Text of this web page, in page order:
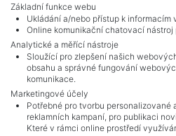
Základní funkce webu
Ukládání a/nebo přístup k informacím
Online komunikační chatovací
Analytické a měřící nástroje
Sloužící pro zlepšení našich
obsahu a správné fungování
komunikace.
Marketingové účely
Potřebné pro tvorbu personalizované
reklamních kampaní, pro publikaci
Které v rámci online prostředí